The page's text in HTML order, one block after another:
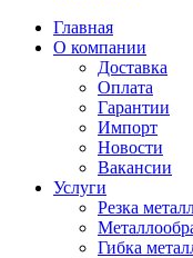
Главная
О компании
Доставка
Оплата
Гарантии
Импорт
Новости
Вакансии
Услуги
Резка
Гибка